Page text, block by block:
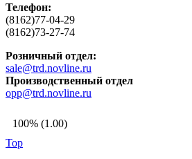
Телефон:
(8162)77-04-29
(8162)73-27-74
Розничный отдел:
sale@trd.novline.ru
Производственный отдел
opp@trd.novline.ru
100% (1.00)
Top